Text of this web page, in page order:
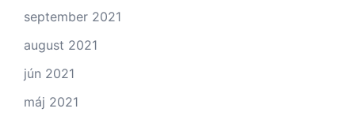
september 2021
august 2021
jún 2021
máj 2021